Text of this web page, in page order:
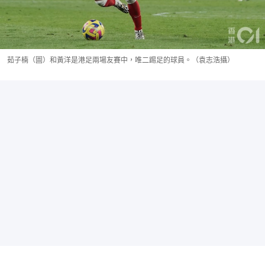
茹子楠（圖）和黃洋是港足兩場友賽中，唯二踢足的球員。（袁志浩攝）